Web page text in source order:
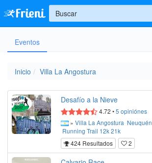
Ingresar
Eventos
Inicio Villa La Angostura
Desafío a la Nieve
4.72 •5 opiniónes
» Villa La Angostura Neuquén
Running Trail 12k21k
424 Resultados
2